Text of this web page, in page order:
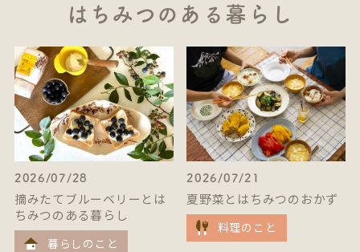
はちみつのある暮らし
2026/07/28
摘みたてブルーベリーとは
ちみつのある暮らし
暮らしのこと
2026/07/21
夏野菜とはちみつのおかず
料理のこと